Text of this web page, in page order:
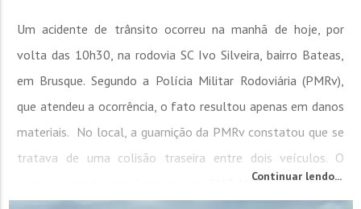
Um acidente de trânsito ocorreu na manhã de hoje, por
volta das 10h30, na rodovia SC Ivo Silveira, bairro Bateas,
em Brusque. Segundo a Polícia Militar Rodoviária (PMRv),
que atendeu a ocorrência, o fato resultou apenas em danos
materiais. No local, a guarnição da PMRv constatou que se
tratava de uma colisão traseira entre dois veículos. O
primeiro veículo envolvido era um FIAT AUDACE, registrado
Continuar lendo...